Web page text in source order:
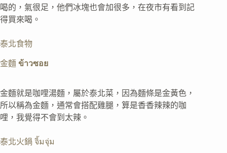
喝的，氣很足，他們冰塊也會加很多，在夜市有看到記
得買來喝。
泰北食物
金麵 ข้าวซอย
金麵就是咖哩湯麵，屬於泰北菜，因為麵條是金黃色，
所以稱為金麵，通常會搭配雞腿，算是香香辣辣的咖
哩，我覺得不會到太辣。
泰北火鍋 จิ้มจุ่ม